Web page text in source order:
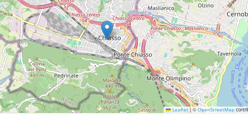
Leaflet |©OpenStreetMap